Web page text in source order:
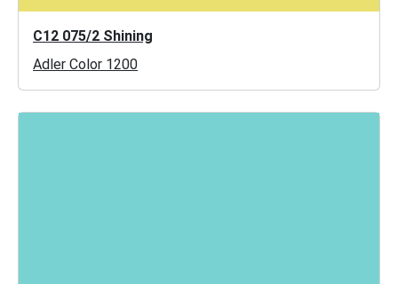
C12 075/2 Shining
Adler Color 1200